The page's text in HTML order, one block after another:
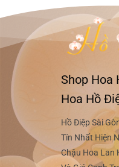
Shop Hoa
Hoa Hồ
Hồ Điệp Sài
Tín Nhất Hiện
Chậu Hoa Lan